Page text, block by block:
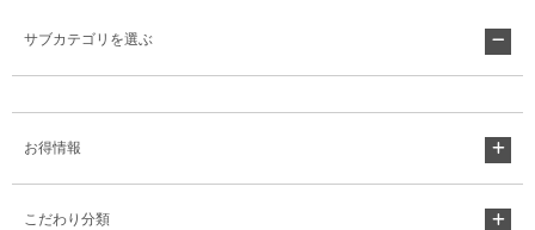
サブカテゴリを選ぶ
お得情報
こだわり分類